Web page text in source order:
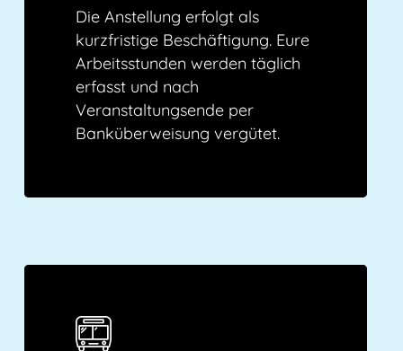
Die Anstellung erfolgt als
kurzfristige Beschäftigung. Eure
Arbeitsstunden werden täglich
erfasst und nach
Veranstaltungsende per
Banküberweisung vergütet.